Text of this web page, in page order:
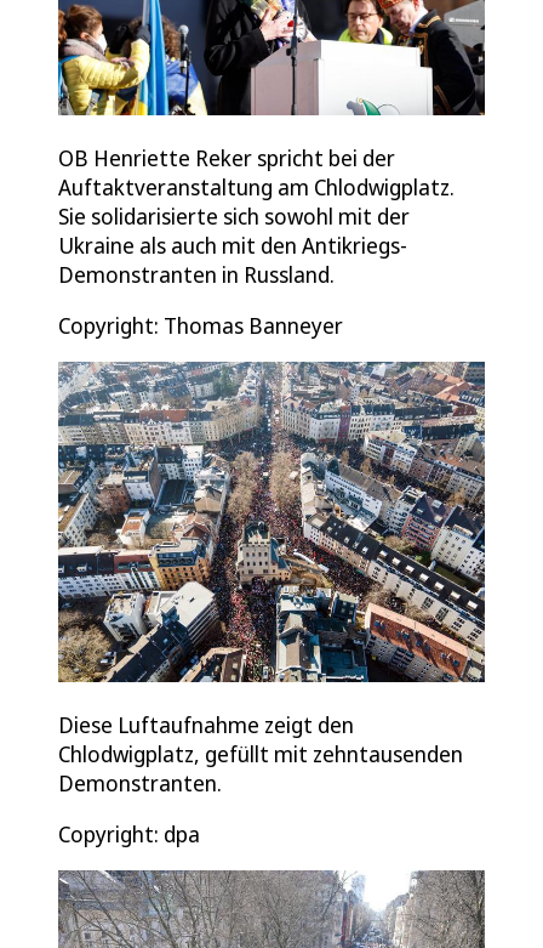
OB Henriette Reker spricht bei der
Auftaktveranstaltung am Chlodwigplatz.
Sie solidarisierte sich sowohl mit der
Ukraine als auch mit den Antikriegs-
Demonstranten in Russland.
Copyright: Thomas Banneyer
Diese Luftaufnahme zeigt den
Chlodwigplatz, gefüllt mit zehntausenden
Demonstranten.
Copyright: dpa